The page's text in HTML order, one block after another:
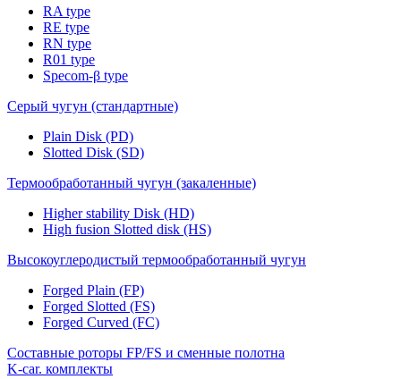
RA type
RE type
RN type
R01 type
Specom-β type
Серый чугун (стандартные)
Plain Disk (PD)
Slotted Disk (SD)
Термообработанный чугун (закаленные)
Higher stability Disk (HD)
High fusion Slotted disk (HS)
Высокоуглеродистый термообработанный чугун
Forged Plain (FP)
Forged Slotted (FS)
Forged Curved (FC)
Составные роторы FP/FS и сменные полотна
K-car. комплекты